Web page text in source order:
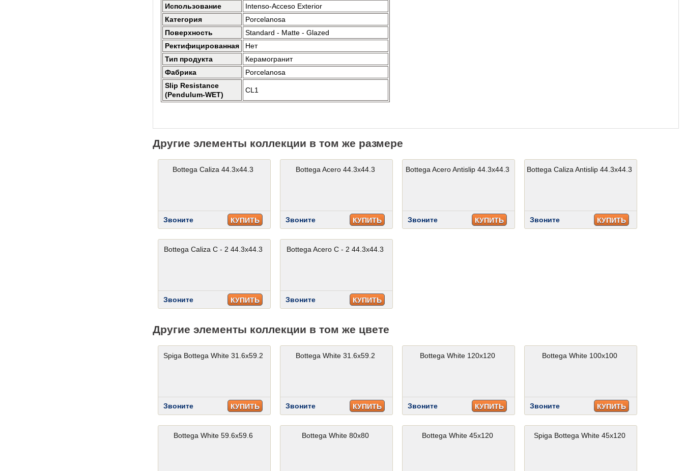
Использование
Intenso-Acceso Exterior
Категория
Porcelanosa
Поверхность
Standard - Matte - Glazed
Ректифицированная
Нет
Тип продукта
Керамогранит
Фабрика
Porcelanosa
Slip Resistance
(Pendulum-WET)
CL1
Другие элементы коллекции в том же размере
Bottega Caliza 44.3x44.3
Звоните КУПИТЬ
Bottega Acero 44.3x44.3
Звоните КУПИТЬ
Bottega Acero Antislip 44.3x44.3
Звоните КУПИТЬ
Bottega Caliza Antislip 44.3x44.3
Звоните КУПИТЬ
Bottega Caliza C - 2 44.3x44.3
Звоните КУПИТЬ
Bottega Acero C - 2 44.3x44.3
Звоните КУПИТЬ
Другие элементы коллекции в том же цвете
Spiga Bottega White 31.6x59.2
Звоните КУПИТЬ
Bottega White 31.6x59.2
Звоните КУПИТЬ
Bottega White 120x120
Звоните КУПИТЬ
Bottega White 100x100
Звоните КУПИТЬ
Bottega White 59.6x59.6 Bottega White 80x80 Bottega White 45x120 Spiga Bottega White 45x120